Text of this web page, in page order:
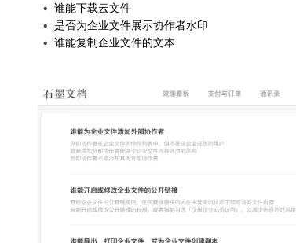
谁能下载云文件
是否为企业文件展示协作者水印
谁能复制企业文件的文本